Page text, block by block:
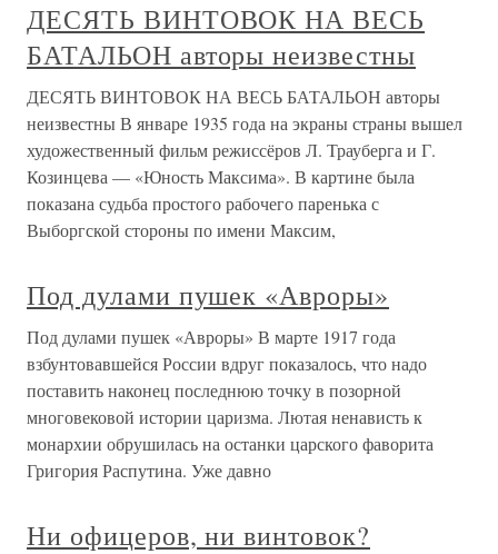
ДЕСЯТЬ ВИНТОВОК НА ВЕСЬ
БАТАЛЬОН авторы неизвестны
ДЕСЯТЬ ВИНТОВОК НА ВЕСЬ БАТАЛЬОН авторы
неизвестны В январе 1935 года на экраны страны вышел
художественный фильм режиссёров Л. Трауберга и Г.
Козинцева — «Юность Максима». В картине была
показана судьба простого рабочего паренька с
Выборгской стороны по имени Максим,
Под дулами пушек «Авроры»
Под дулами пушек «Авроры» В марте 1917 года
взбунтовавшейся России вдруг показалось, что надо
поставить наконец последнюю точку в позорной
многовековой истории царизма. Лютая ненависть к
монархии обрушилась на останки царского фаворита
Григория Распутина. Уже давно
Ни офицеров, ни винтовок?